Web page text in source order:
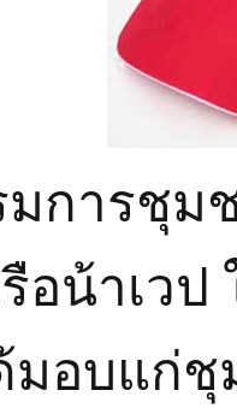
การชุม
รือน้าเ
มอบแก่